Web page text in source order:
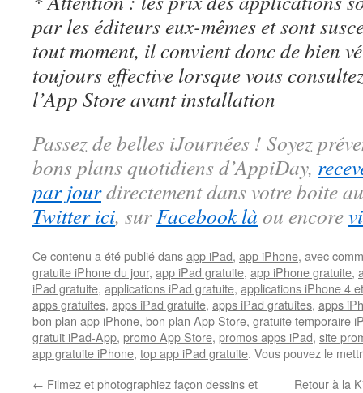
par les éditeurs eux-mêmes et sont
tout moment, il convient donc de bien
toujours effective lorsque vous
l’App Store avant installation
Passez de belles iJournées ! Soyez
bons plans quotidiens d’AppiDay,
par jourdirectement dans votre boite
Twitter ici, surFacebook là ou encore
Ce contenu a été publié dansapp iPad, app iPhone, avec
gratuite iPhone du jour, app iPad gratuite, app iPhone gratuite,
iPad gratuite, applications iPad gratuite, applications iPhone 4
apps gratuites, apps iPad gratuite, apps iPad gratuites, apps
bon plan app iPhone, bon plan App Store, gratuite temporaire
gratuit iPad-App, promo App Store, promos apps iPad, site
app gratuite iPhone, top app iPad gratuite. Vous pouvez le
← Filmez et photographiez façon dessins et
Retour à la